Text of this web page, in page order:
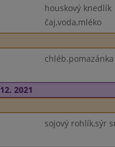
houskový knedlík
čaj,voda,mléko
2021
sojový rohlík,sýr